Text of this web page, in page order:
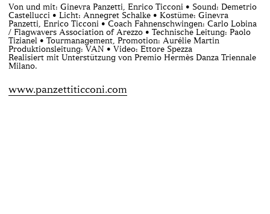
Von und mit: Ginevra Panzetti, Enrico Ticconi • Sound: Demetrio
Castellucci • Licht: Annegret Schalke • Kostüme: Ginevra
Panzetti, Enrico Ticconi • Coach Fahnenschwingen: Carlo Lobina
/ Flagwavers Association of Arezzo • Technische Leitung: Paolo
Tizianel • Tourmanagement, Promotion: Aurélie Martin
Produktionsleitung: VAN • Video: Ettore Spezza
Realisiert mit Unterstützung von Premio Hermès Danza Triennale
Milano.
www.panzettiticconi.com